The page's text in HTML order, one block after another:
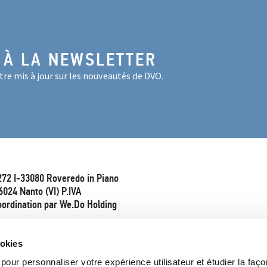
personnaliser votre expérience utilisateur et étudier la
LA NEWSLETTER
mis à jour sur les nouveautés de DVO.
I-33080 Roveredo in Piano
Nanto (VI) P.IVA
par We.Do Holding